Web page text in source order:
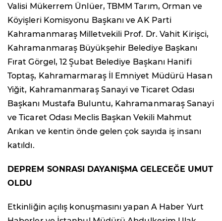
Valisi Mükerrem Ünlüer, TBMM Tarım, Orman ve
Köyişleri Komisyonu Başkanı ve AK Parti
Kahramanmaraş Milletvekili Prof. Dr. Vahit Kirişci,
Kahramanmaraş Büyükşehir Belediye Başkanı
Fırat Görgel, 12 Şubat Belediye Başkanı Hanifi
Toptaş, Kahramarmaraş İl Emniyet Müdürü Hasan
Yiğit, Kahramanmaraş Sanayi ve Ticaret Odası
Başkanı Mustafa Buluntu, Kahramanmaraş Sanayi
ve Ticaret Odası Meclis Başkan Vekili Mahmut
Arıkan ve kentin önde gelen çok sayıda iş insanı
katıldı.
DEPREM SONRASI DAYANIŞMA GELECEĞE UMUT
OLDU
Etkinliğin açılış konuşmasını yapan A Haber Yurt